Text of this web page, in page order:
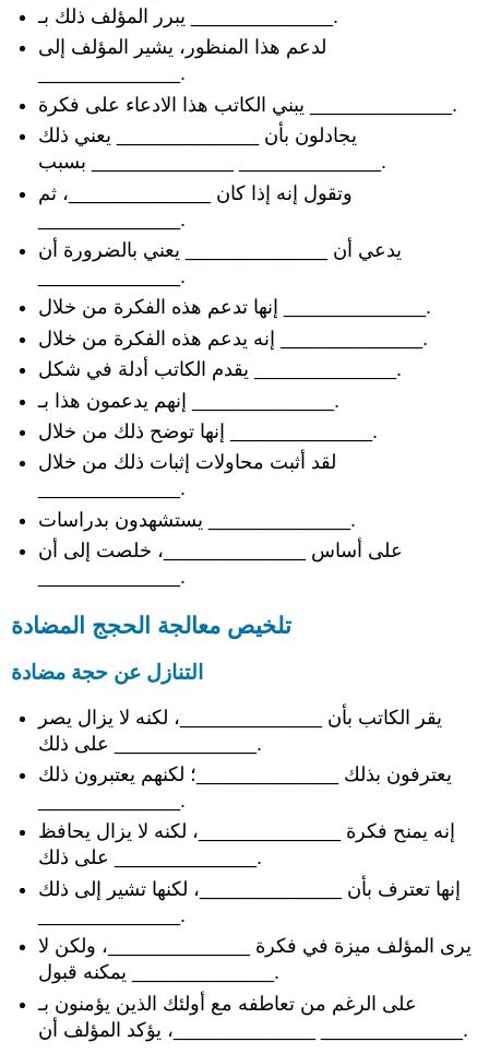
يبرر المؤلف ذلك بـ _____________.
لدعم هذا المنظور، يشير المؤلف إلى
_____________.
يبني الكاتب هذا الادعاء على فكرة _____________.
يجادلون بأن _____________ يعني ذلك
_____________ بسبب _____________.
وتقول إنه إذا كان _____________، ثم
_____________.
يدعي أن _____________ يعني بالضرورة أن
_____________.
إنها تدعم هذه الفكرة من خلال _____________.
إنه يدعم هذه الفكرة من خلال _____________.
يقدم الكاتب أدلة في شكل _____________.
إنهم يدعمون هذا بـ _____________.
إنها توضح ذلك من خلال _____________.
لقد أثبت محاولات إثبات ذلك من خلال
_____________.
يستشهدون بدراسات _____________.
على أساس _____________، خلصت إلى أن
_____________.
تلخيص معالجة الحجج المضادة
التنازل عن حجة مضادة
يقر الكاتب بأن _____________، لكنه لا يزال يصر
على ذلك _____________.
يعترفون بذلك _____________؛ لكنهم يعتبرون ذلك
_____________.
إنه يمنح فكرة _____________، لكنه لا يزال يحافظ
على ذلك _____________.
إنها تعترف بأن _____________، لكنها تشير إلى ذلك
_____________.
يرى المؤلف ميزة في فكرة _____________، ولكن لا
يمكنه قبول _____________.
على الرغم من تعاطفه مع أولئك الذين يؤمنون بـ
_____________، يؤكد المؤلف أن _____________.